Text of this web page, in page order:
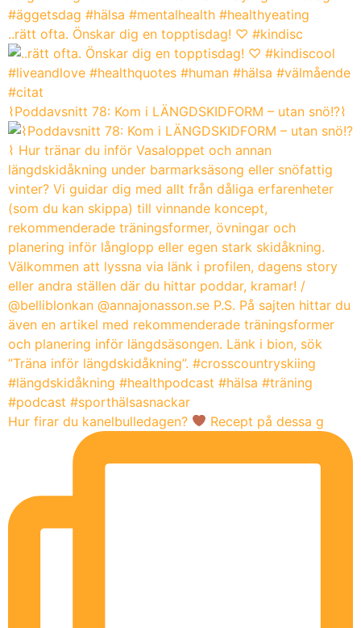
..rätt ofta. Önskar dig en topptisdag! ♡ #kindisc
⌇Poddavsnitt 78: Kom i LÄNGDSKIDFORM – utan snö!?⌇
Hur firar du kanelbulledagen? Recept på dessa g